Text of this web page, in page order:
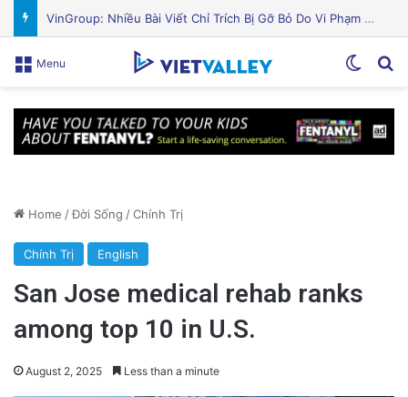
Nguyên Nhân Gây Nổ Tên Lửa Trên Bệ Phóng: Hé Lộ Từ Blue Origin
Menu
Home /Đời Sống /Chính Trị
Chính Trị English
San Jose medical rehab ranks
among top 10 in U.S.
August 2, 2025 Less than a minute